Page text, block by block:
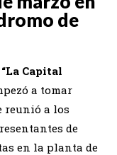
de
“La Capital
a tomar
reunió a los
de
en la planta de